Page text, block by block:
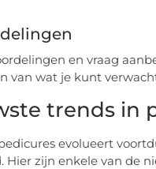
en vraag
van wat je kunt
trends in
evolueert
Hier zijn enkele van de